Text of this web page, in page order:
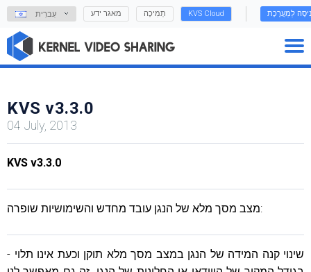
עִברִית מאגר ידע תְמִיכָה KVS Cloud לַמַעֲרֶכֶת
KVS v3.3.0
04 July, 2013
KVS v3.3.0
מצב מסך מלא של הנגן עובד מחדש והשימושיות שופרה:
- שינוי קנה המידה של הנגן במצב מסך מלא תוקן וכעת אינו תלוי